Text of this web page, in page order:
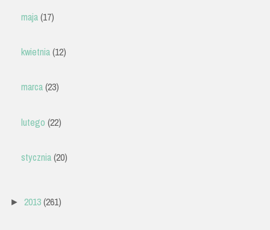
maja(17)
kwietnia(12)
marca(23)
lutego (22)
stycznia(20)
► 2013(261)